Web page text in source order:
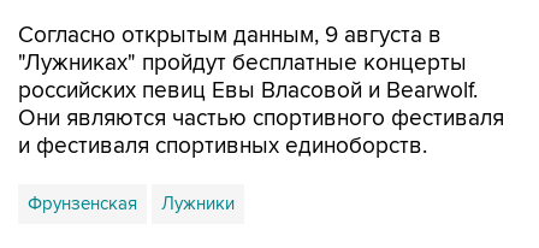
Согласно открытым данным, 9 августа в
"Лужниках" пройдут бесплатные концерты
российских певиц Евы Власовой и Bearwolf.
Они являются частью спортивного фестиваля
и фестиваля спортивных единоборств.
Фрунзенская Лужники